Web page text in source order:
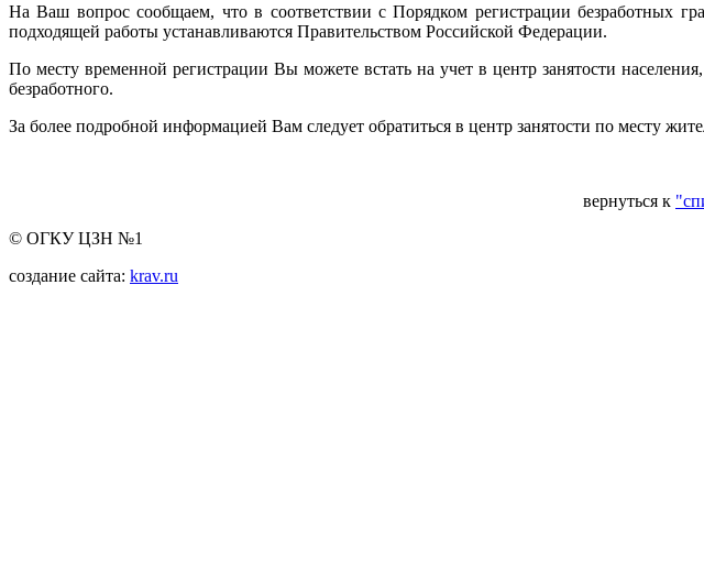
На Ваш вопрос сообщаем, что в соответствии с Порядком регистрации безработных
подходящей работы устанавливаются Правительством Российской Федерации.
По месту временной регистрации Вы можете встать на учет в центр занятости
безработного.
За более подробной информацией Вам следует обратиться в центр занятости по месту
вернуться к
© ОГКУ ЦЗН №1
создание сайта: krav.ru